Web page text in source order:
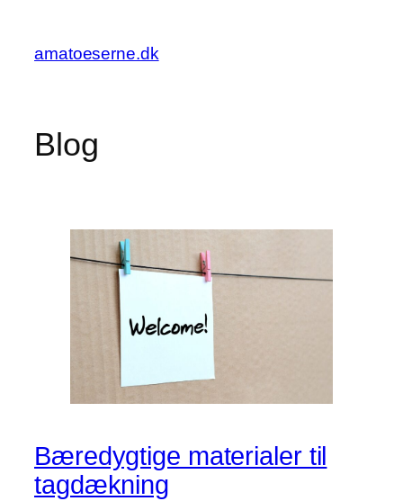
indhold
amatoeserne.dk
Blog
Bæredygtige materialer til
tagdækning